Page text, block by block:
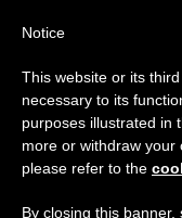
على مائدة
الفقراء
Notice
This website or its
necessary to its
purposes illustrated in
more or withdraw your
please refer to the
By closing this